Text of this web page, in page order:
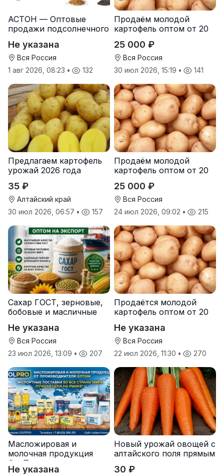
АСТОН — Оптовые
продажи подсолнечного
Экспорт
Не указана
Вся Россия
1 авг 2026, 08:23 • 132
Продаём молодой
картофель оптом от 20
25 000 ₽
Вся Россия
30 июл 2026, 15:19 • 141
Предлагаем картофель
урожай 2026 года
35 ₽
Алтайский край
30 июл 2026, 06:57 • 157
Продаём молодой
картофель оптом от 20
25 000 ₽
Вся Россия
24 июл 2026, 09:02 • 215
Сахар ГОСТ, зерновые,
бобовые и масличные
Не указана
Вся Россия
23 июл 2026, 13:09 • 207
Продаётся молодой
картофель оптом от 20
Не указана
Вся Россия
22 июл 2026, 11:30 • 270
Масложировая и
молочная продукция
СолПро — экспортные
Не указана
Новый урожай овощей с
алтайского поля прямым
30 ₽